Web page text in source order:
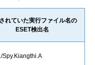
れていた実行ファイル名の
ESET検出名
Spy.Kiangthi.A